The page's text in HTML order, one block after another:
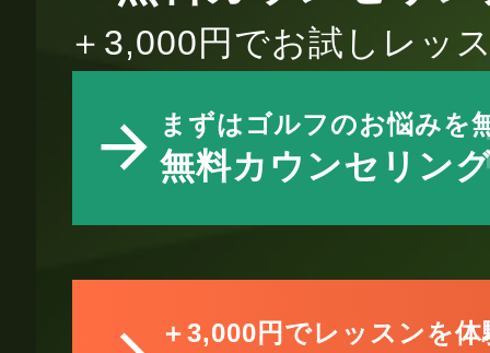
＋3,000円でお試しレッ
まずはゴルフのお悩みを
無料カウンセリン
＋3,000円でレッスンを体